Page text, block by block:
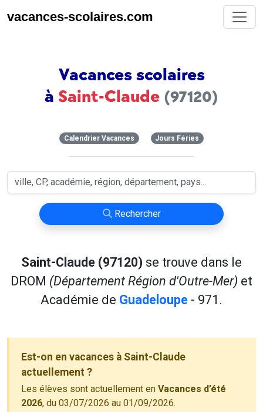
vacances-scolaires.com
Vacances scolaires
à Saint-Claude (97120)
Calendrier Vacances Jours Féries
Rechercher
Saint-Claude (97120) se trouve dans le
DROM (Département Région d'Outre-Mer) et
Académie de Guadeloupe - 971.
Est-on en vacances à Saint-Claude
actuellement ?
Les élèves sont actuellement en Vacances d’été
2026, du 03/07/2026 au 01/09/2026.